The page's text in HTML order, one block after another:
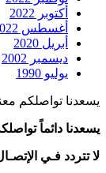
أكتوبر 2022
أغسطس 2022
أبريل 2020
ديسمبر 2002
يوليو 1990
يسعدنا تواصلكم
يسعدنا دائماً
لا تتردد فـي